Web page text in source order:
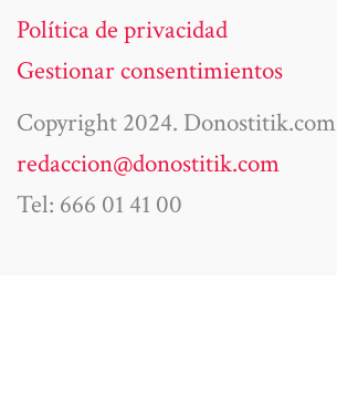
Política de privacidad
Gestionar consentimientos
Copyright 2024. Donostitik.com
redaccion@donostitik.com
Tel: 666 01 41 00